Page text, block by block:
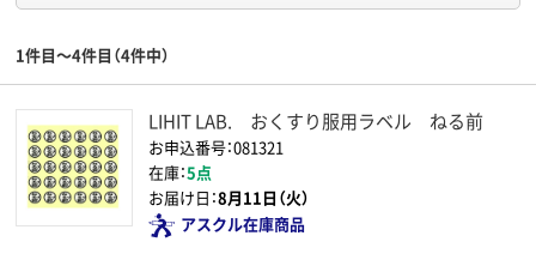
1件目～4件目（4件中）
LIHIT LAB. おくすり服用ラベル ねる前
お申込番号：081321
在庫：5点
お届け日：8月11日（火）
アスクル在庫商品